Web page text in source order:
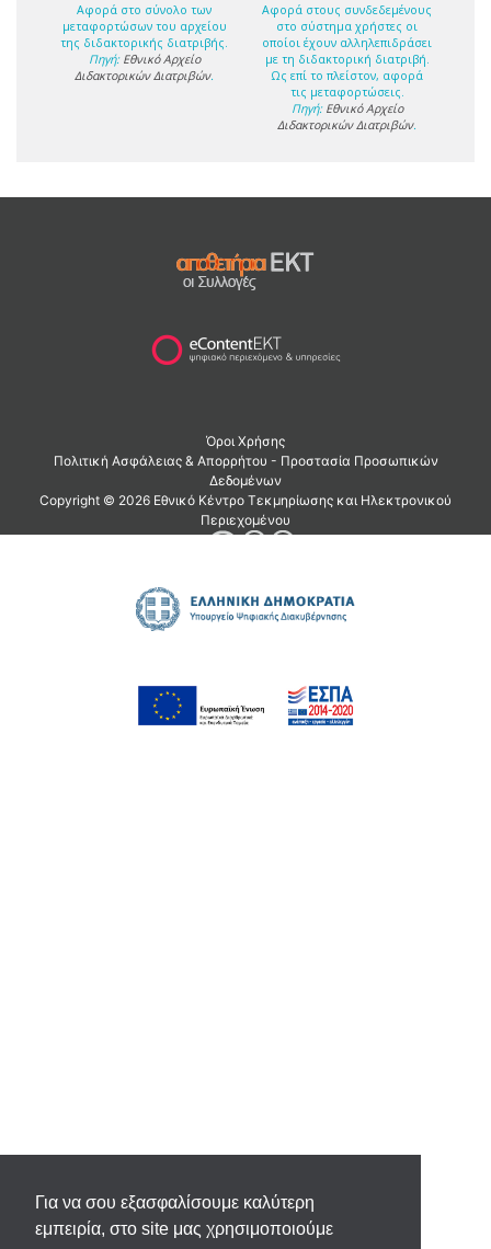
Για να σου εξασφαλίσουμε καλύτερη
εμπειρία, στο site μας χρησιμοποιούμε
Αφορά στο σύνολο των
μεταφορτώσων του αρχείου
της διδακτορικής διατριβής.
Πηγή: Εθνικό Αρχείο
Διδακτορικών Διατριβών.
Αφορά στους συνδεδεμένους
στο σύστημα χρήστες οι
οποίοι έχουν αλληλεπιδράσει
με τη διδακτορική διατριβή.
Ως επί το πλείστον, αφορά
τις μεταφορτώσεις.
Πηγή: Εθνικό Αρχείο
Διδακτορικών Διατριβών.